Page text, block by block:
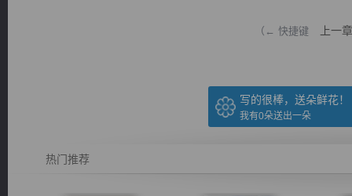
（← 快捷键 上一章
写的很棒，送朵鲜花！
我有0朵送出一朵
热门推荐